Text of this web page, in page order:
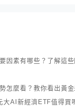
因素有哪些？了解這
怎麼看？教你看出黃金
大AI新經濟ETF值得買